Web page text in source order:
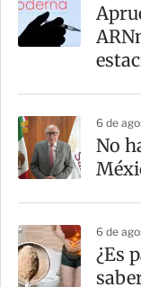
6 de
No
6 de
¿Es